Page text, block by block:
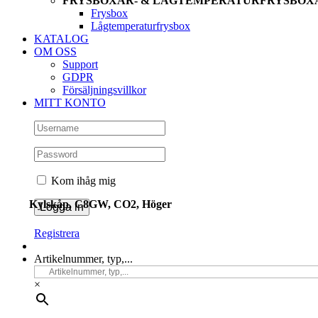
Frysbox
Lågtemperaturfrysbox
KATALOG
OM OSS
Support
GDPR
Försäljningsvillkor
MITT KONTO
Kom ihåg mig
Registrera
Artikelnummer, typ,...
×
Kylskåp, C8GW, CO2, Höger